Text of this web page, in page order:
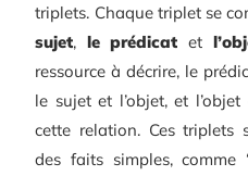
triplets. Chaque triplet se
sujet, le prédicat et
ressource à décrire, le
le sujet et l’objet, et
cette relation. Ces triplets
des faits simples, comme